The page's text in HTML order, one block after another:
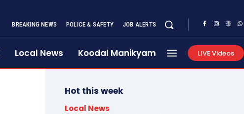
BREAKING NEWS POLICE & SAFETY JOB ALERTS
Local News Koodal Manikyam LIVE Videos
Hot this week
Local News